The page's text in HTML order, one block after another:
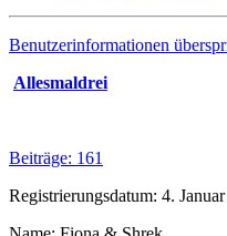
Benutzerinformationen
Allesmaldrei
Beiträge: 161
Registrierungsdatum: 4.